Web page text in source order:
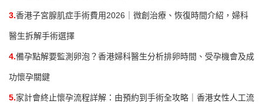
3.香港子宮腺肌症手術費用2026｜微創治療、恢復時間介紹，婦科
醫生拆解手術選擇
4.備孕點解要監測卵泡？香港婦科醫生分析排卵時間、受孕機會及成
功懷孕關鍵
5.家計會終止懷孕流程詳解：由預約到手術全攻略｜香港女性人工流